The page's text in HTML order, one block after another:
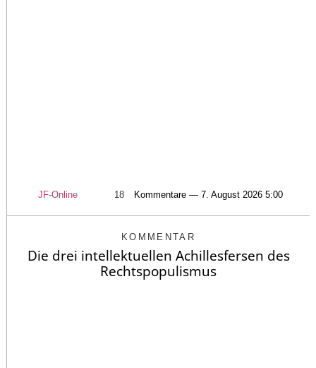
JF-Online 18 Kommentare — 7. August 2026 5:00
KOMMENTAR
Die drei intellektuellen Achillesfersen des
Rechtspopulismus